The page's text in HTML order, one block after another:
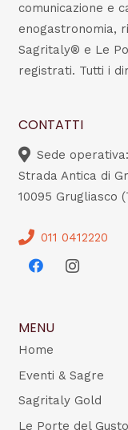
comunicazione e
enogastronomia,
Sagritaly® e Le
registrati. Tutti i
CONTATTI
Sede operativa:
Strada Antica di
10095 Grugliasco
011 0412220
MENU
Home
Eventi & Sagre
Sagritaly Gold
Le Porte del